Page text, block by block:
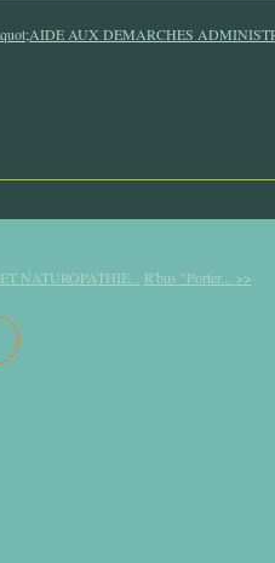
NATUROPATHIE... R'bus "Porter... >>